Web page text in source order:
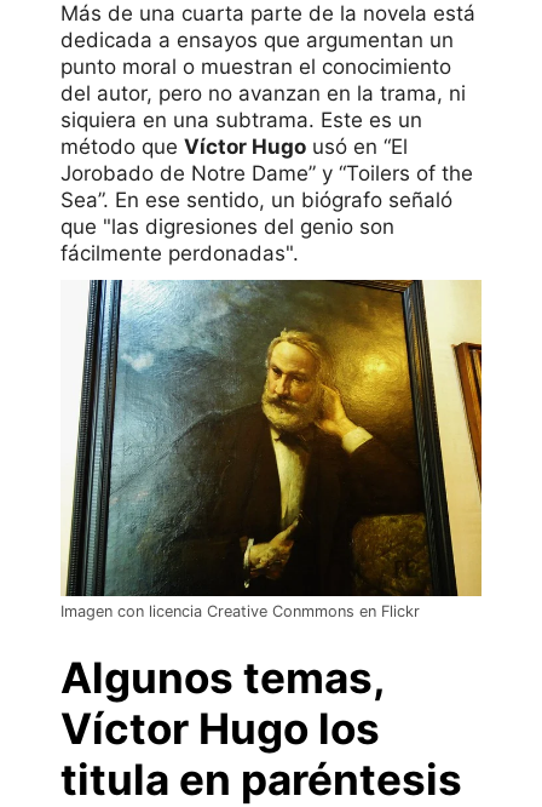
Más de una cuarta parte de la novela está
dedicada a ensayos que argumentan un
punto moral o muestran el conocimiento
del autor, pero no avanzan en la trama, ni
siquiera en una subtrama. Este es un
método que Víctor Hugo usó en “El
Jorobado de Notre Dame” y “Toilers of the
Sea”. En ese sentido, un biógrafo señaló
que "las digresiones del genio son
fácilmente perdonadas".
Imagen con licencia Creative Conmmons en Flickr
Algunos temas,
Víctor Hugo los
titula en paréntesis